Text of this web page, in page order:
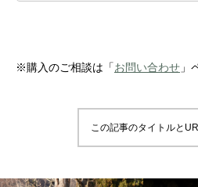
※購入のご相談は「お問い合わせ 」
この記事のタイトルと